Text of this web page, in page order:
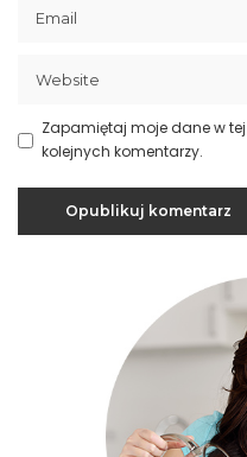
Zapamiętaj moje dane w
kolejnych komentarzy.